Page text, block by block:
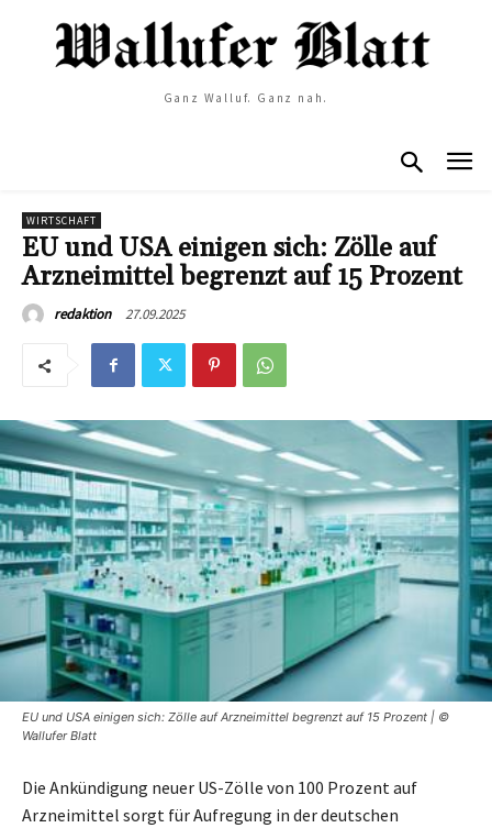
Ganz Walluf. Ganz nah.
WIRTSCHAFT
EU und USA einigen sich: Zölle auf
Arzneimittel begrenzt auf 15 Prozent
redaktion 27.09.2025
EU und USA einigen sich: Zölle auf Arzneimittel begrenzt auf 15 Prozent | ©
Wallufer Blatt
Die Ankündigung neuer US-Zölle von 100 Prozent auf
Arzneimittel sorgt für Aufregung in der deutschen